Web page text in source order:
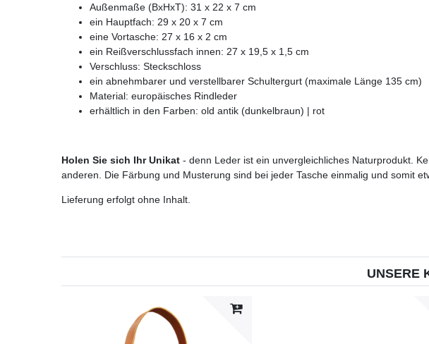
Außenmaße (BxHxT): 31 x 22 x 7 cm
ein Hauptfach: 29 x 20 x 7 cm
eine Vortasche: 27 x 16 x 2 cm
ein Reißverschlussfach innen: 27 x 19,5 x 1,5 cm
Verschluss: Steckschloss
ein abnehmbarer und verstellbarer Schultergurt (maximale Länge 135 cm)
Material: europäisches Rindleder
erhältlich in den Farben: old antik (dunkelbraun) | rot
Holen Sie sich Ihr Unikat - denn Leder ist ein unvergleichliches Naturprodukt.
anderen. Die Färbung und Musterung sind bei jeder Tasche einmalig und somit
Lieferung erfolgt ohne Inhalt.
UNSERE